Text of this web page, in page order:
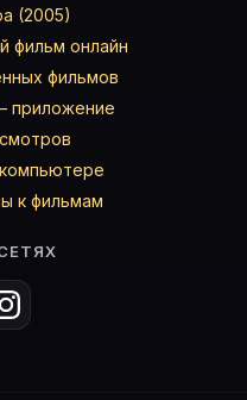
(2005)
фильм онлайн
фильмов
приложение
к фильмам